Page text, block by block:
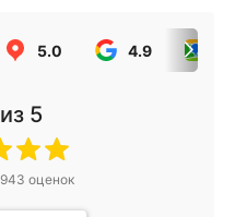
5.0 4.9
из 5
943 оценок